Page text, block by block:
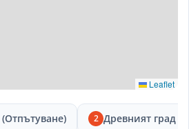
Leaflet
2 Древният град